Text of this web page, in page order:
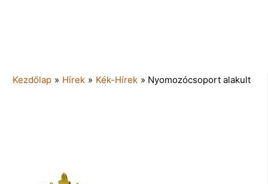
Kezdőlap » Hírek » Kék-Hírek » Nyomozócsoport alakult